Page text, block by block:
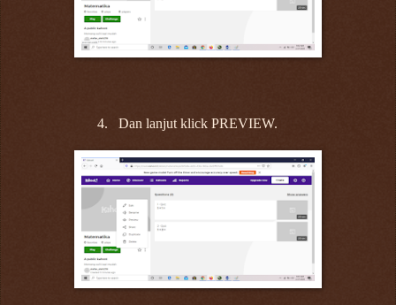
4. Dan lanjut klick PREVIEW.